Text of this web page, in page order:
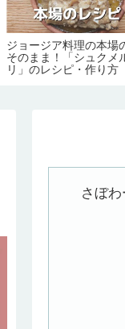
ジョージア料理の本場
そのまま！「シュクメ
リ」のレシピ・作り方
さぼ